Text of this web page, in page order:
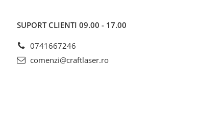
SUPORT CLIENTI 09.00 - 17.00
0741667246
comenzi@craftlaser.ro